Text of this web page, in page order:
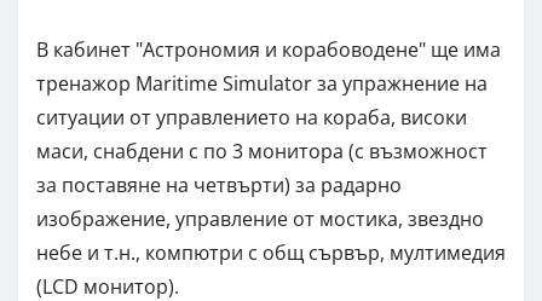
В кабинет "Астрономия и корабоводене" ще има
тренажор Maritime Simulator за упражнение на
ситуации от управлението на кораба, високи
маси, снабдени с по 3 монитора (с възможност
за поставяне на четвърти) за радарно
изображение, управление от мостика, звездно
небе и т.н., компютри с общ сървър, мултимедия
(LCD монитор).